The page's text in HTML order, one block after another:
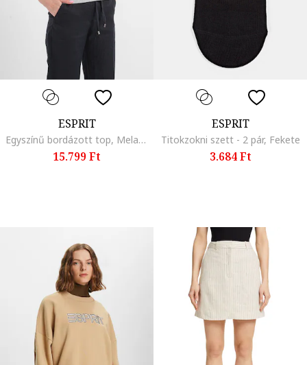
ESPRIT
Egyszínű bordázott top, Melange szürke
15.799 Ft
ESPRIT
Titokzokni szett - 2 pár, Fekete
3.684 Ft